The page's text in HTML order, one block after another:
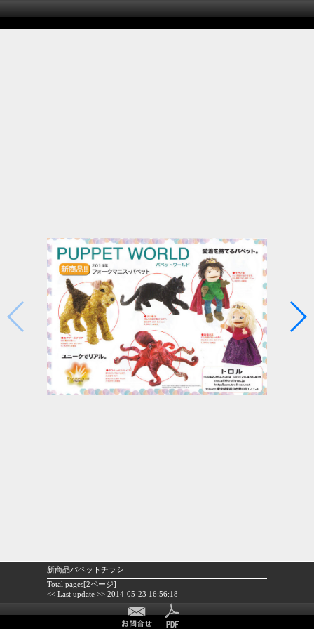
新商品パペットチラシ
Total pages[2ページ]
<< Last update >> 2014-05-23 16:56:18